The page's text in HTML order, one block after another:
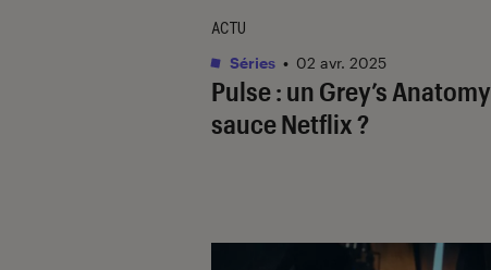
Pulse: un Grey’s Anatomy
sauce Netflix ?
ACTU
Séries • 02 avr. 2025